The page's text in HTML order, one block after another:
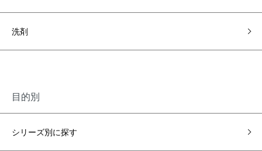
洗剤
目的別
シリーズ別に探す